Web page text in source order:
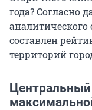
года?
составлен
территорий